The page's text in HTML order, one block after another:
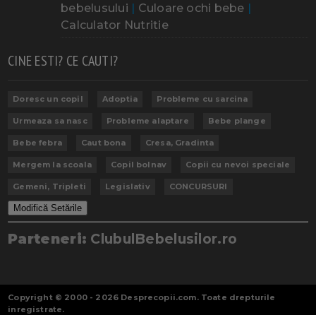
bebelusului | Culoare ochi bebe |
Calculator Nutritie
CINE ESTI? CE CAUTI?
Doresc un copil Adoptia Probleme cu sarcina
Urmeaza sa nasc Probleme alaptare Bebe plange
Bebe febra Caut bona Cresa, Gradinta
Mergem la scoala Copil bolnav Copii cu nevoi speciale
Gemeni, Tripleti Legislativ CONCURSURI
Modifică Setările
Parteneri: ClubulBebelusilor.ro
Copyright © 2000 - 2026 Desprecopii.com. Toate drepturile
inregistrate.